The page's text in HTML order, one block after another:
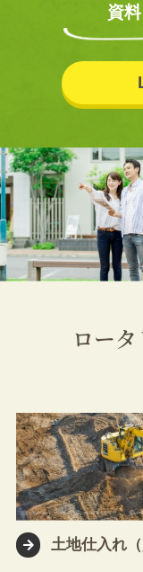
資
ロー
土地仕入れ（